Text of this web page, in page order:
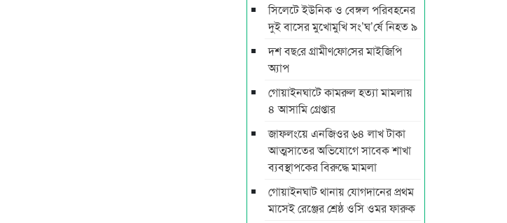
সিলেটে ইউনিক ও বেঙ্গল পরিবহনের
দুই বাসের মুখোমুখি সং’ঘ’র্ষে নিহত ৯
দশ বছ‌রে গ্রামীণ‌ফো‌সের মাইজিপি
অ্যাপ
গোয়াইনঘাটে কামরুল হত্যা মামলায়
৪ আসামি গ্রেপ্তার
জাফলংয়ে এনজিওর ৬৪ লাখ টাকা
আত্মসাতের অভিযোগে সাবেক শাখা
ব্যবস্থাপকের বিরুদ্ধে মামলা
গোয়াইনঘাট থানায় যোগদানের প্রথম
মাসেই রেঞ্জের শ্রেষ্ঠ ওসি ওমর ফারুক